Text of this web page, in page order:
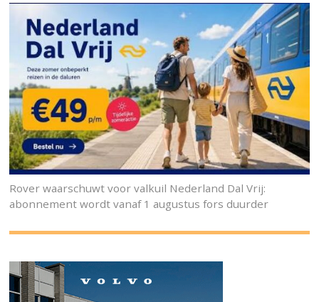
Rover waarschuwt voor valkuil Nederland Dal Vrij:
abonnement wordt vanaf 1 augustus fors duurder